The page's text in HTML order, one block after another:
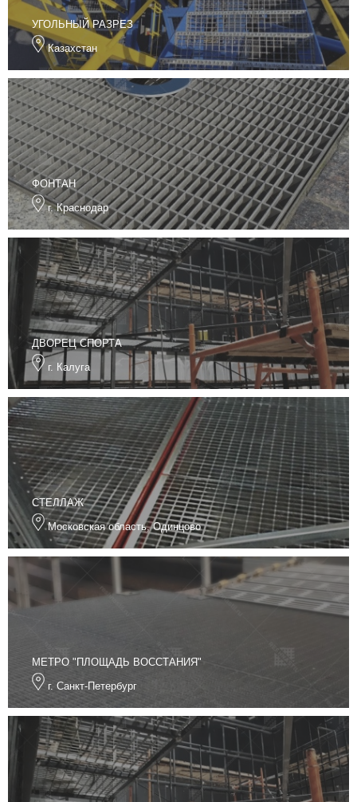
УГОЛЬНЫЙ РАЗРЕЗ
Казахстан
ФОНТАН
г. Краснодар
ДВОРЕЦ СПОРТА
г. Калуга
СТЕЛЛАЖ
Московская область, Одинцово
МЕТРО "ПЛОЩАДЬ ВОССТАНИЯ"
г. Санкт-Петербург